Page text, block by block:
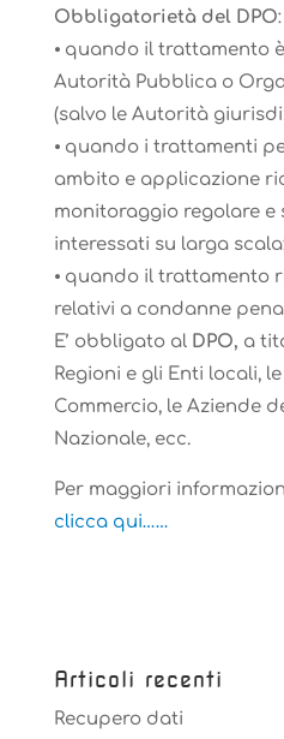
Obbligatorietà del DPO:
⦁ quando il trattamento
Autorità Pubblica o
(salvo le Autorità
⦁ quando i trattamenti
ambito e applicazione
monitoraggio regolare e
interessati su larga
⦁ quando il trattamento
relativi a condanne
E’ obbligato al DPO, a
Regioni e gli Enti locali,
Commercio, le Aziende
Nazionale, ecc.
Per maggiori
clicca qui……
Articoli recenti
Recupero dati